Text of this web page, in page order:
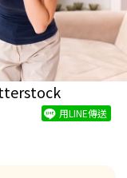
用LINE傳送